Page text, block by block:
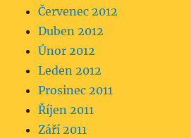
Červenec 2012
Duben 2012
Únor 2012
Leden 2012
Prosinec 2011
Říjen 2011
Září 2011